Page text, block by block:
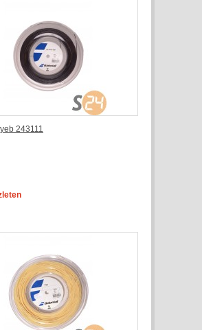
243111